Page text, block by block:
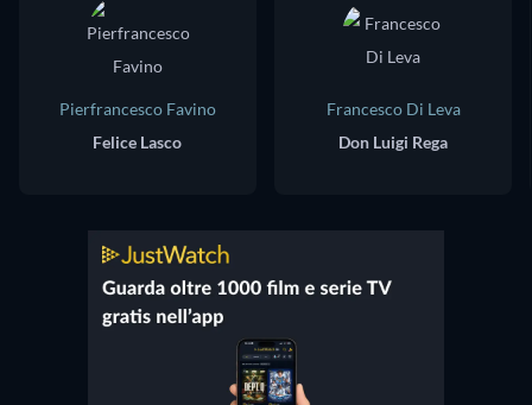
Pierfrancesco Favino
Felice Lasco
Francesco Di Leva
Don Luigi Rega